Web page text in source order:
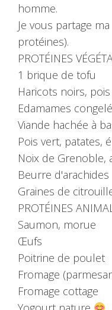
homme.
Je vous partage
protéines).
PROTÉINES
1 brique de tofu
Haricots noirs,
Edamames
Viande hachée à
Pois vert, patates,
Noix de Grenoble,
Beurre d'arachides
Graines de
PROTÉINES
Saumon, morue
Œufs
Poitrine de poulet
Fromage
Fromage cottage